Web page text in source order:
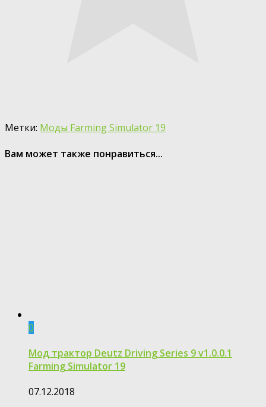
Метки: Моды Farming Simulator 19
Вам может также понравиться...
0
Мод трактор Deutz Driving Series 9 v1.0.0.1
Farming Simulator 19
07.12.2018